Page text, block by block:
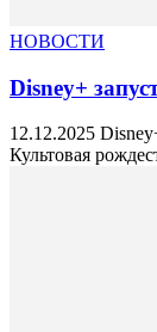
НОВОСТИ
Disney+
12.12.2025
Культовая